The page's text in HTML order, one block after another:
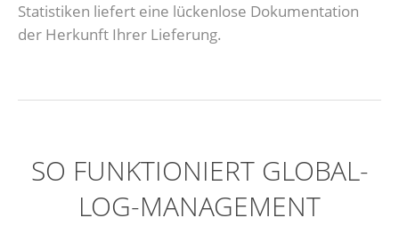
Statistiken liefert eine lückenlose Dokumentation
der Herkunft Ihrer Lieferung.
SO FUNKTIONIERT GLOBAL-
LOG-MANAGEMENT